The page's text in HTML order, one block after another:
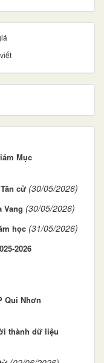
Mục
cử (30/05/2026)
Vang (30/05/2026)
học (31/05/2026)
2026
Qui Nhơn
thành dữ liệu